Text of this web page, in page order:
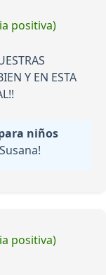
positiva)
Y EN ESTA
niños
positiva)